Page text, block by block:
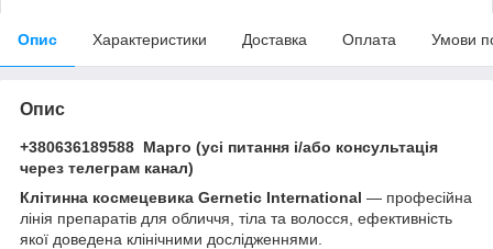
Опис Характеристики Доставка Оплата Умови
Опис
+380636189588 Марго (усі питання і/або консультація
через телеграм канал)
Клітинна космецевика Gernetic International — професійна
лінія препаратів для обличчя, тіла та волосся, ефективність
якої доведена клінічними дослідженнями.